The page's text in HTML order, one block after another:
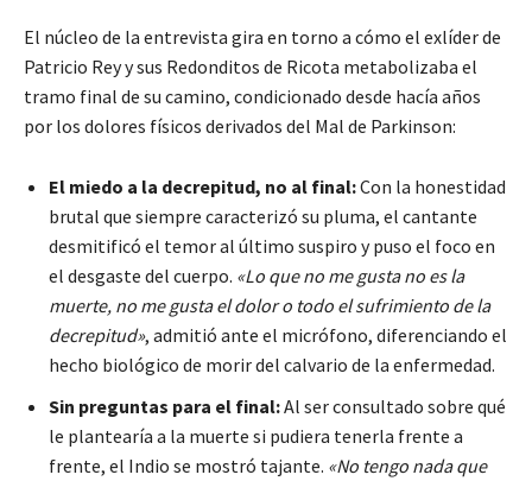
El núcleo de la entrevista gira en torno a cómo el exlíder de
Patricio Rey y sus Redonditos de Ricota metabolizaba el
tramo final de su camino, condicionado desde hacía años
por los dolores físicos derivados del Mal de Parkinson:
El miedo a la decrepitud, no al final:Con la honestidad
brutal que siempre caracterizó su pluma, el cantante
desmitificó el temor al último suspiro y puso el foco en
el desgaste del cuerpo. «Lo que no me gusta no es la
muerte, no me gusta el dolor o todo el sufrimiento de la
decrepitud», admitió ante el micrófono, diferenciando el
hecho biológico de morir del calvario de la enfermedad.
Sin preguntas para el final:Al ser consultado sobre qué
le plantearía a la muerte si pudiera tenerla frente a
frente, el Indio se mostró tajante. «No tengo nada que